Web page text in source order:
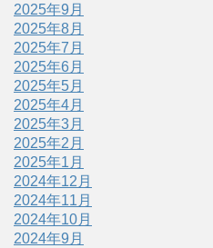
2025年9月
2025年8月
2025年7月
2025年6月
2025年5月
2025年4月
2025年3月
2025年2月
2025年1月
2024年12月
2024年11月
2024年10月
2024年9月